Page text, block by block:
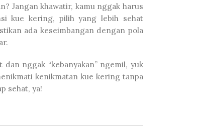
Jangan khawatir, kamu nggak harus
kue kering, pilih yang lebih sehat
ada keseimbangan dengan pola
nggak “kebanyakan” ngemil, yuk
kenikmatan kue kering tanpa
sehat, ya!